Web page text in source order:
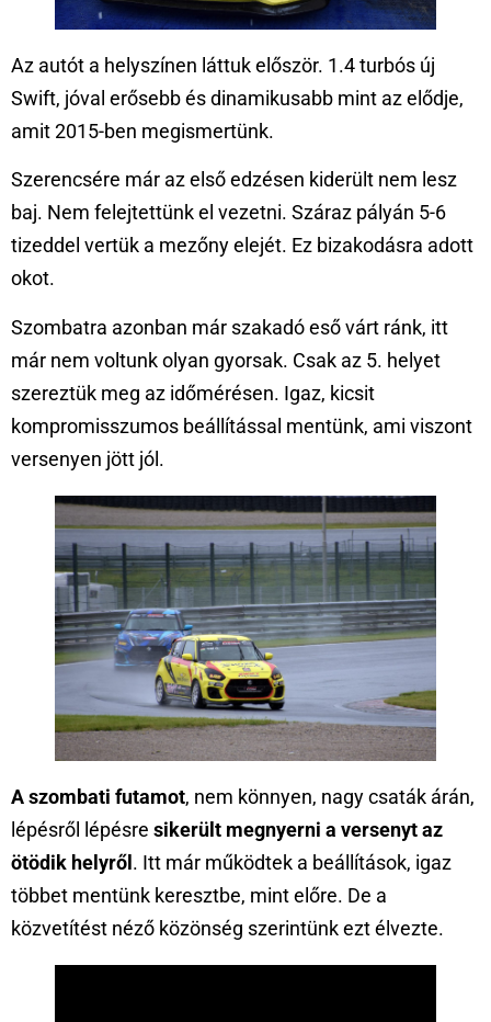
Az autót a helyszínen láttuk először. 1.4 turbós új
Swift, jóval erősebb és dinamikusabb mint az elődje,
amit 2015-ben megismertünk.
Szerencsére már az első edzésen kiderült nem lesz
baj. Nem felejtettünk el vezetni. Száraz pályán 5-6
tizeddel vertük a mezőny elejét. Ez bizakodásra adott
okot.
Szombatra azonban már szakadó eső várt ránk, itt
már nem voltunk olyan gyorsak. Csak az 5. helyet
szereztük meg az időmérésen. Igaz, kicsit
kompromisszumos beállítással mentünk, ami viszont
versenyen jött jól.
A szombati futamot, nem könnyen, nagy csaták árán,
lépésről lépésre sikerült megnyerni a versenyt az
ötödik helyről. Itt már működtek a beállítások, igaz
többet mentünk keresztbe, mint előre. De a
közvetítést néző közönség szerintünk ezt élvezte.